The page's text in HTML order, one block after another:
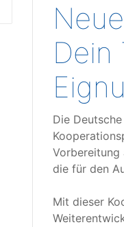
Dein
Die
Vorbereitung
die für den
Mit dieser